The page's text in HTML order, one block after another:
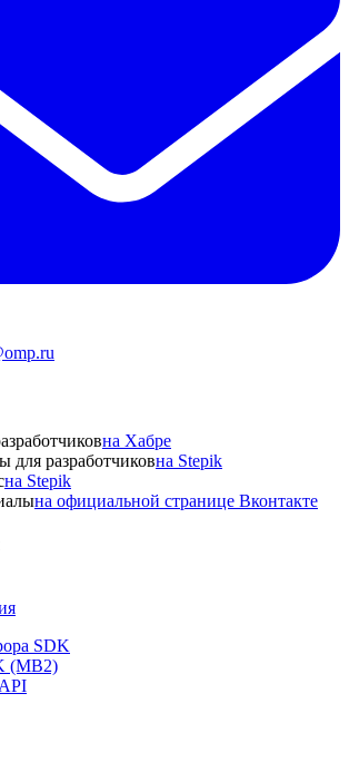
на Хабре
для разработчиковна Stepik
на Stepik
на официальной странице Вконтакте
SDK
(MB2)